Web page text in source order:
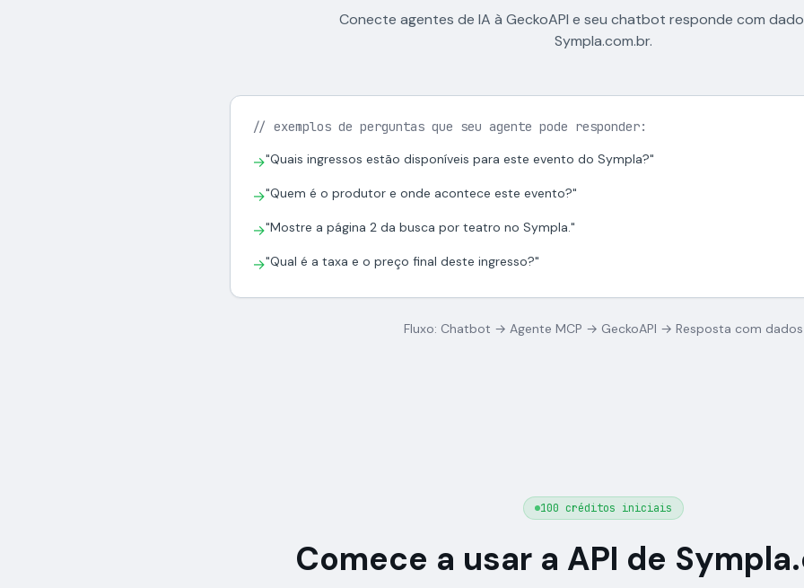
Conecte agentes de IA à GeckoAPI e seu chatbot responde com
Sympla.com.br.
// exemplos de perguntas que seu agente pode responder:
→"Quais ingressos estão disponíveis para este evento do Sympla?"
→"Quem é o produtor e onde acontece este evento?"
→"Mostre a página 2 da busca por teatro no Sympla."
→"Qual é a taxa e o preço final deste ingresso?"
Fluxo: Chatbot → Agente MCP → GeckoAPI → Resposta com dados
100 créditos iniciais
Comece a usar a API de